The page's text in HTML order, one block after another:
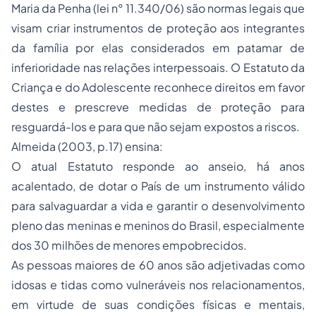
Maria da Penha (lei n° 11.340/06) são normas legais que
visam criar instrumentos de proteção aos integrantes
da família por elas considerados em patamar de
inferioridade nas relações interpessoais. O Estatuto da
Criança e do Adolescente reconhece direitos em favor
destes e prescreve medidas de proteção para
resguardá-los e para que não sejam expostos a riscos.
Almeida (2003, p.17) ensina:
O atual Estatuto responde ao anseio, há anos
acalentado, de dotar o País de um instrumento válido
para salvaguardar a vida e garantir o desenvolvimento
pleno das meninas e meninos do Brasil, especialmente
dos 30 milhões de menores empobrecidos.
As pessoas maiores de 60 anos são adjetivadas como
idosas e tidas como vulneráveis nos relacionamentos,
em virtude de suas condições físicas e mentais,